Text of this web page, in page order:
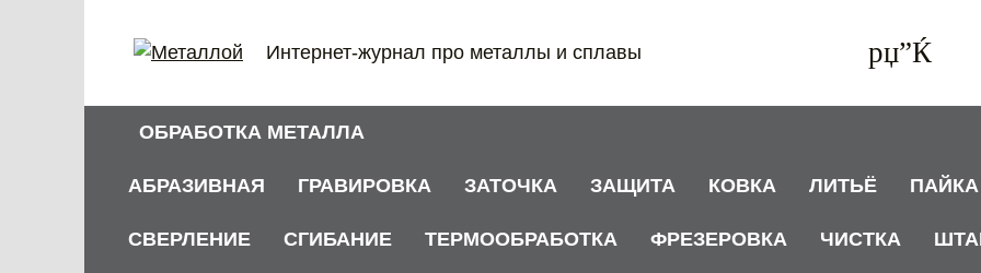
Интернет-журнал про металлы и сплавы
ОБРАБОТКА МЕТАЛЛА
АБРАЗИВНАЯ ГРАВИРОВКА ЗАТОЧКА ЗАЩИТА КОВКА ЛИТЬЁ ПАЙКА
СВЕРЛЕНИЕ СГИБАНИЕ ТЕРМООБРАБОТКА ФРЕЗЕРОВКА ЧИСТКА